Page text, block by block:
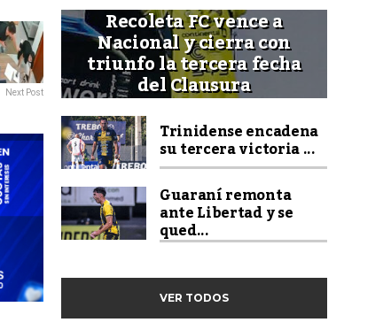
Next Post
Recoleta FC vence a
Nacional y cierra con
triunfo la tercera fecha
del Clausura
Trinidense encadena
su tercera victoria ...
Guaraní remonta
ante Libertad y se
qued...
VER TODOS